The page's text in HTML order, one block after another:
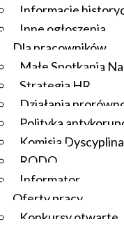
Informacje
Inne ogłoszenia
Dla pracowników
Małe Spotkania
Strategia HR
Działania
Polityka
Komisja
RODO
Informator
Oferty pracy
Konkursy otwarte